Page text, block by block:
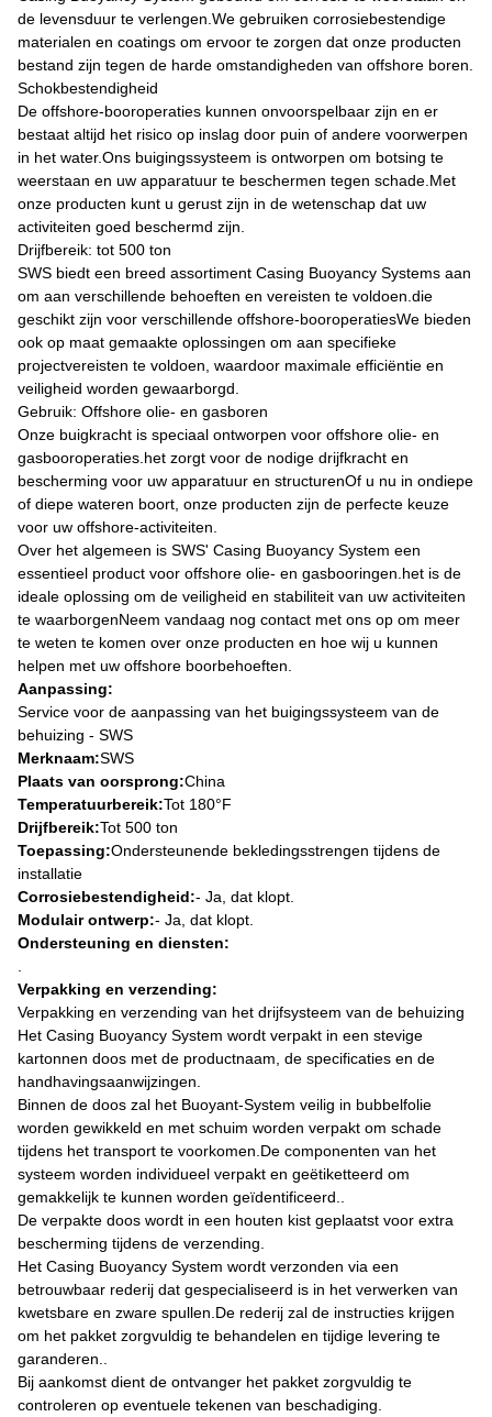
de levensduur te verlengen.We gebruiken corrosiebestendige
materialen en coatings om ervoor te zorgen dat onze producten
bestand zijn tegen de harde omstandigheden van offshore boren.
Schokbestendigheid
De offshore-booroperaties kunnen onvoorspelbaar zijn en er
bestaat altijd het risico op inslag door puin of andere voorwerpen
in het water.Ons buigingssysteem is ontworpen om botsing te
weerstaan en uw apparatuur te beschermen tegen schade.Met
onze producten kunt u gerust zijn in de wetenschap dat uw
activiteiten goed beschermd zijn.
Drijfbereik: tot 500 ton
SWS biedt een breed assortiment Casing Buoyancy Systems aan
om aan verschillende behoeften en vereisten te voldoen.die
geschikt zijn voor verschillende offshore-booroperatiesWe bieden
ook op maat gemaakte oplossingen om aan specifieke
projectvereisten te voldoen, waardoor maximale efficiëntie en
veiligheid worden gewaarborgd.
Gebruik: Offshore olie- en gasboren
Onze buigkracht is speciaal ontworpen voor offshore olie- en
gasbooroperaties.het zorgt voor de nodige drijfkracht en
bescherming voor uw apparatuur en structurenOf u nu in ondiepe
of diepe wateren boort, onze producten zijn de perfecte keuze
voor uw offshore-activiteiten.
Over het algemeen is SWS' Casing Buoyancy System een
essentieel product voor offshore olie- en gasbooringen.het is de
ideale oplossing om de veiligheid en stabiliteit van uw activiteiten
te waarborgenNeem vandaag nog contact met ons op om meer
te weten te komen over onze producten en hoe wij u kunnen
helpen met uw offshore boorbehoeften.
Aanpassing:
Service voor de aanpassing van het buigingssysteem van de
behuizing - SWS
Merknaam:SWS
Plaats van oorsprong:China
Temperatuurbereik:Tot 180°F
Drijfbereik:Tot 500 ton
Toepassing:Ondersteunende bekledingsstrengen tijdens de
installatie
Corrosiebestendigheid:- Ja, dat klopt.
Modulair ontwerp:- Ja, dat klopt.
Ondersteuning en diensten:
Verpakking en verzending:
Verpakking en verzending van het drijfsysteem van de behuizing
Het Casing Buoyancy System wordt verpakt in een stevige
kartonnen doos met de productnaam, de specificaties en de
handhavingsaanwijzingen.
Binnen de doos zal het Buoyant-System veilig in bubbelfolie
worden gewikkeld en met schuim worden verpakt om schade
tijdens het transport te voorkomen.De componenten van het
systeem worden individueel verpakt en geëtiketteerd om
gemakkelijk te kunnen worden geïdentificeerd..
De verpakte doos wordt in een houten kist geplaatst voor extra
bescherming tijdens de verzending.
Het Casing Buoyancy System wordt verzonden via een
betrouwbaar rederij dat gespecialiseerd is in het verwerken van
kwetsbare en zware spullen.De rederij zal de instructies krijgen
om het pakket zorgvuldig te behandelen en tijdige levering te
garanderen..
Bij aankomst dient de ontvanger het pakket zorgvuldig te
controleren op eventuele tekenen van beschadiging.